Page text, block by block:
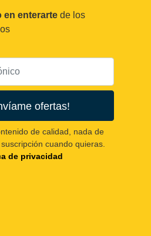
en enterarte de los
ofertas!
de calidad, nada de
cuando quieras.
de privacidad